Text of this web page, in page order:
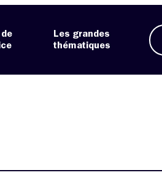
Les grandes
thématiques